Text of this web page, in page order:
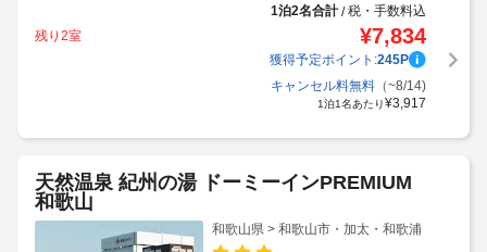
1泊2名合計/税・手数料込
残り2室
¥7,834
獲得予定ポイント:245P
キャンセル料無料（~8/14)
1泊1名あたり¥3,917
天然温泉 紀州の湯 ドーミーインPREMIUM
和歌山
和歌山県 > 和歌山市・加太・和歌浦